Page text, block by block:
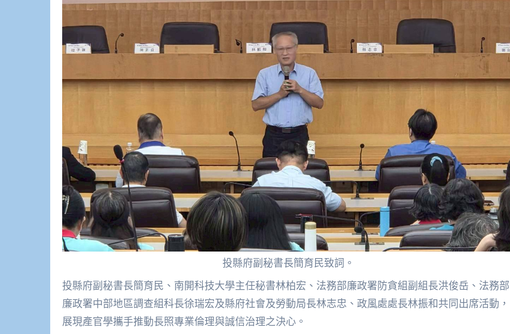
投縣府副秘書長簡育民致詞。
投縣府副秘書長簡育民、南開科技大學主任秘書林柏宏、法務部廉政署防貪組副組長洪俊岳、法務部
廉政署中部地區調查組科長徐瑞宏及縣府社會及勞動局長林志忠、政風處處長林振和共同出席活動，
展現產官學攜手推動長照專業倫理與誠信治理之決心。